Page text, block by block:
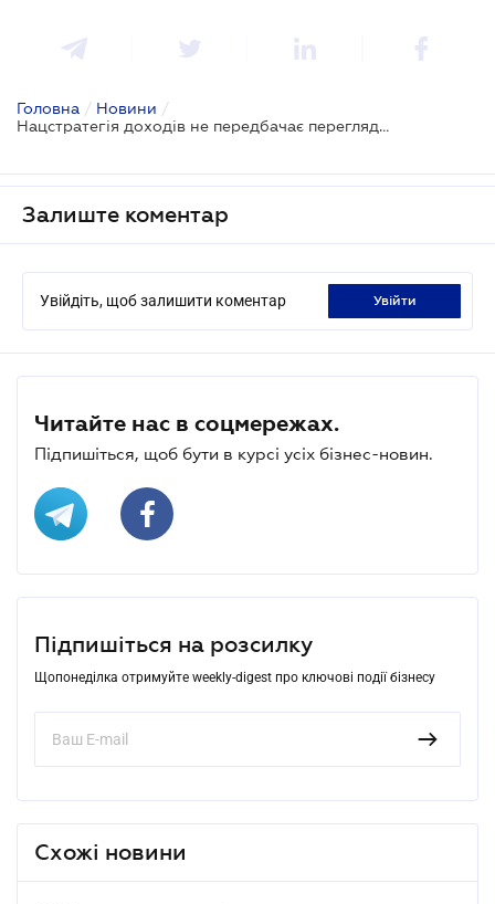
Головна / Новини /
Нацстратегія доходів не передбачає перегляд режиму Дія City - Сергій Марченко
Залиште коментар
Увійдіть, щоб залишити коментар увійти
Читайте нас в соцмережах.
Підпишіться, щоб бути в курсі усіх бізнес-новин.
Підпишіться на розсилку
Щопонеділка отримуйте weekly-digest про ключові події бізнесу
Схожі новини